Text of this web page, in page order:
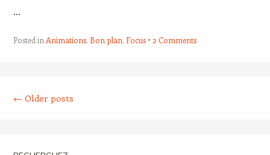
…
Posted in Animations, Bon plan, Focus 2 Comments
← Older posts